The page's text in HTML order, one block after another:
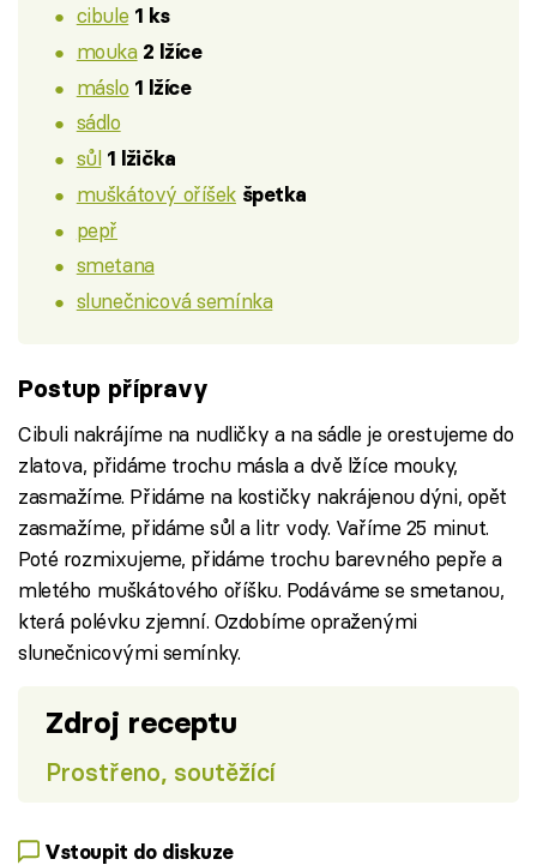
cibule 1 ks
mouka 2 lžíce
máslo 1 lžíce
sádlo
sůl 1 lžička
muškátový oříšek špetka
pepř
smetana
slunečnicová semínka
Postup přípravy
Cibuli nakrájíme na nudličky a na sádle je orestujeme do
zlatova, přidáme trochu másla a dvě lžíce mouky,
zasmažíme. Přidáme na kostičky nakrájenou dýni, opět
zasmažíme, přidáme sůl a litr vody. Vaříme 25 minut.
Poté rozmixujeme, přidáme trochu barevného pepře a
mletého muškátového oříšku. Podáváme se smetanou,
která polévku zjemní. Ozdobíme opraženými
slunečnicovými semínky.
Zdroj receptu
Prostřeno, soutěžící
Vstoupit do diskuze